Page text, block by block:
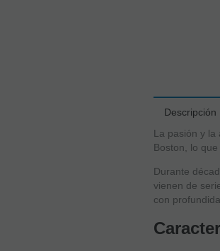
Descripción
La pasión y la
Boston, lo
Durante
vienen de
con